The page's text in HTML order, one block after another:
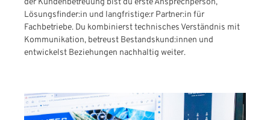
Lösungsfinder:in und langfristige:r Partner:in für
Fachbetriebe. Du kombinierst technisches Verständnis mit
Kommunikation, betreust Bestandskund:innen und
entwickelst Beziehungen nachhaltig weiter.